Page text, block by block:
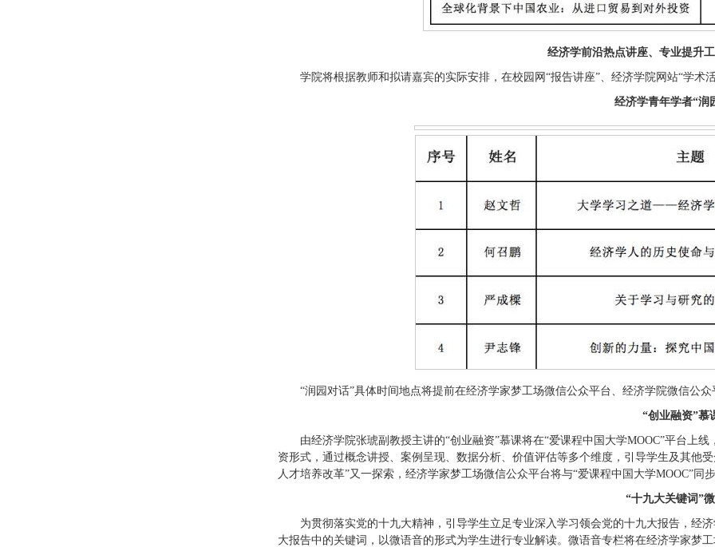
经济学前沿热点讲座、 专业提升
学院将根据教师和拟请嘉宾的实际安排，在校园网“报告讲座”、经济学院网站“学
经济学青年学者“润
“润园对话”具体时间地点将提前在经济学家梦工场微信公众平台、经济学院微信公
“创业融资”慕
由经济学院张琥副教授主讲的“创业融资”慕课将在“爱课程中国大学MOOC”平台上
资形式，通过概念讲授、案例呈现、数据分析、价值评估等多个维度，引导学生及其他
人才培养改革”又一探索，经济学家梦工场微信公众平台将与“爱课程中国大学MOOC”同
“十九大关键词”
为贯彻落实党的十九大精神，引导学生立足专业深入学习领会党的十九大报告，经
大报告中的关键词，以微语音的形式为学生进行专业解读。微语音专栏将在经济学家梦